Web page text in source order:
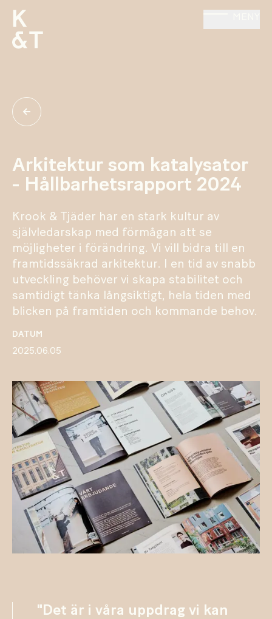
Arkitektur som katalysator
- Hållbarhetsrapport 2024
DATUM
2025.06.05
Krook & Tjäder har en stark kultur av
självledarskap med förmågan att se
möjligheter i förändring. Vi vill bidra till en
framtidssäkrad arkitektur. I en tid av snabb
utveckling behöver vi skapa stabilitet och
samtidigt tänka långsiktigt, hela tiden med
blicken på framtiden och kommande behov.
"Det är i våra uppdrag vi kan